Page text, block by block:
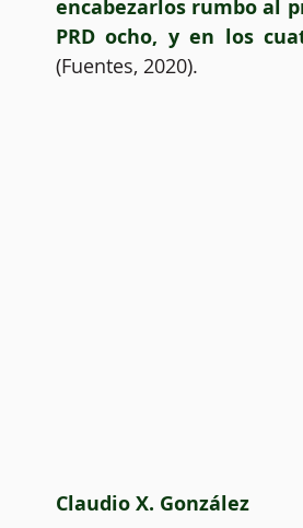
encabezarlos rumbo al
PRD ocho, y en los
(Fuentes, 2020).
Claudio X. González